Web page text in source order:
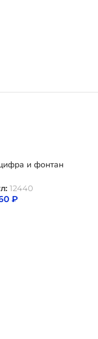
и фонтан
12440
₽